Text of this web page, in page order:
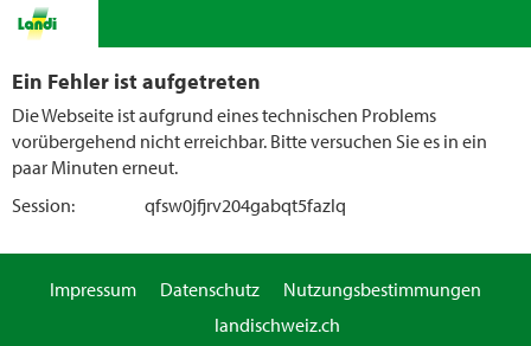
Ein Fehler ist aufgetreten
Die Webseite ist aufgrund eines technischen Problems
vorübergehend nicht erreichbar. Bitte versuchen Sie es in ein
paar Minuten erneut.
Session:
qfsw0jfjrv204gabqt5fazlq
Impressum Datenschutz
Nutzungsbestimmungen
landischweiz.ch